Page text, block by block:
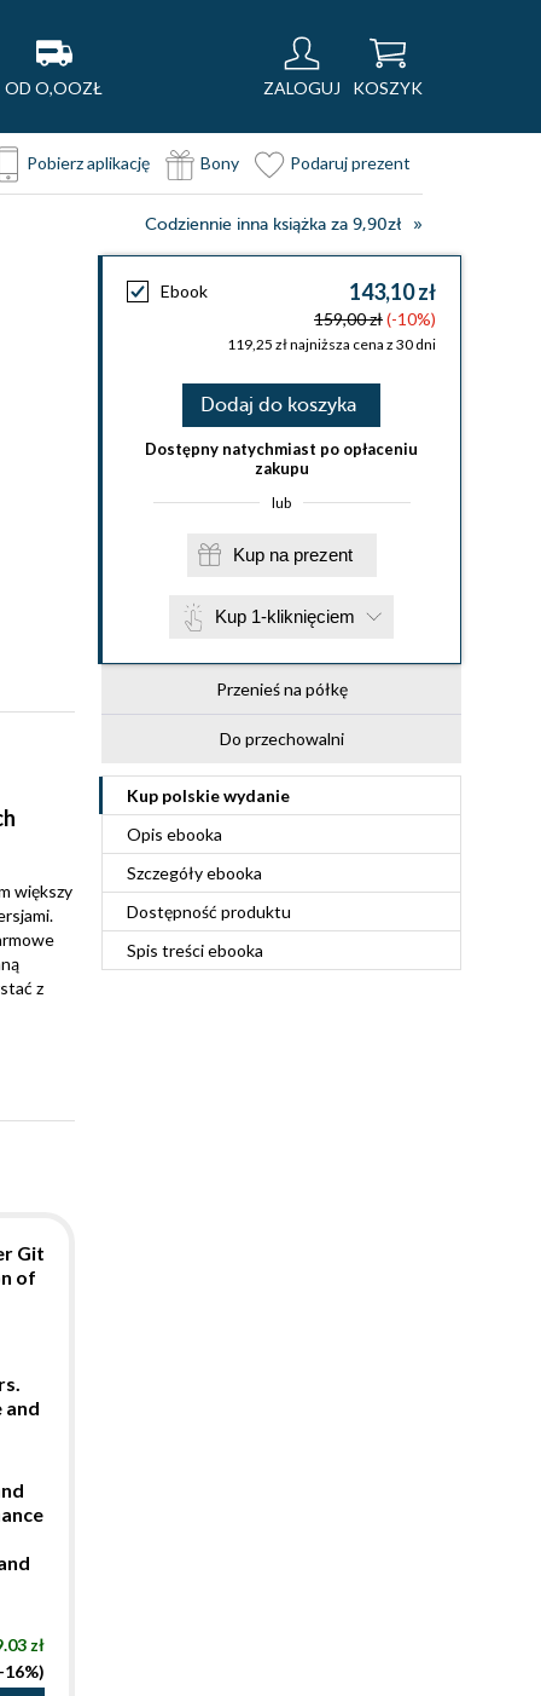
OD O,OOZŁ ZALOGUJ KOSZYK
Pobierz aplikację Bony Podaruj prezent
Codziennie inna książka za 9,90zł
Ebook 143,10 zł
159,00 zł(-10%)
119,25 zł najniższa cena z 30 dni
Dodaj do koszyka
Dostępny natychmiast po opłaceniu
zakupu
lub
Kup na prezent
Kup 1-kliknięciem
Przenieś na półkę
Do przechowalni
Kup polskie wydanie
Opis ebooka
Szczegółyebooka
Dostępność produktu
Spis treściebooka
większy
z
Git
of
and
zł
16%)